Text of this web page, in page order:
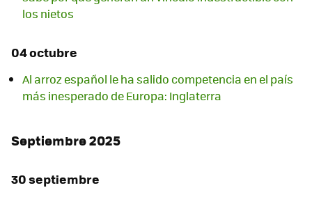
los nietos
04 octubre
Al arroz español le ha salido competencia en el país
más inesperado de Europa: Inglaterra
Septiembre 2025
30 septiembre